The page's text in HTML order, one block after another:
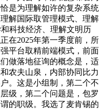
是为理解如许的复杂系统
解国际取管理模式、理解
科技经济、理解文明历
在2025年第一季度前，所
平台取精前端模式，前面
做落地征询的概念是，适
农夫山泉，内部协同比力
。这是小组制，第二个不
级，第二个问题是，包罗
的职级。我选了麦肯锡的